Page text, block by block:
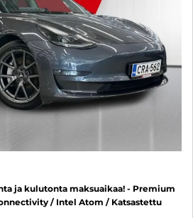
ja kulutonta maksuaikaa! - Premium
/ Intel Atom / Katsastettu